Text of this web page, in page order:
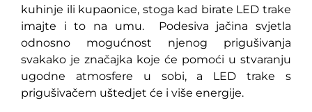
kuhinje ili kupaonice, stoga kad birate LED trake
imajte i to na umu. Podesiva jačina svjetla
odnosno mogućnost njenog prigušivanja
svakako je značajka koje će pomoći u stvaranju
ugodne atmosfere u sobi, a LED trake s
prigušivačem uštedjet će i više energije.